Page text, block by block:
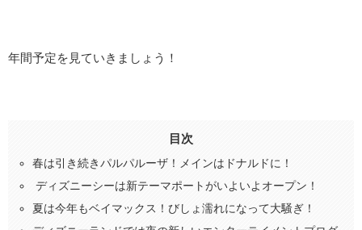
年間予定を見ていきましょう！
目次
春は引き続きパルパルーザ！メインはドナルドに！
ディズニーシーは新テーマポートがいよいよオープン！
夏は今年もベイマックス！びしょ濡れになって大騒ぎ！